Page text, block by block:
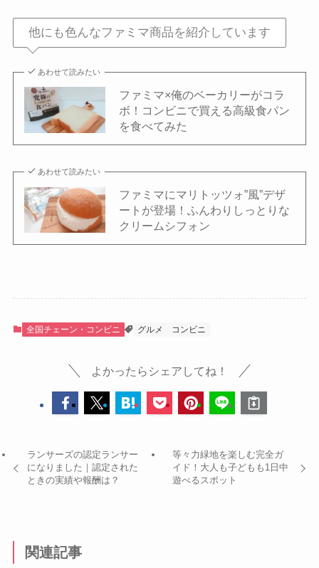
他にも色んなファミマ商品を紹介しています
あわせて読みたい
ファミマ×俺のベーカリーがコラ
ボ！コンビニで買える高級食パン
を食べてみた
あわせて読みたい
ファミマにマリトッツォ”風”デザ
ートが登場！ふんわりしっとりな
クリームシフォン
全国チェーン・コンビニ グルメ コンビニ
よかったらシェアしてね！
ランサーズの認定ランサー
になりました｜認定された
ときの実績や報酬は？
等々力緑地を楽しむ完全ガ
イド！大人も子どもも1日中
遊べるスポット
関連記事